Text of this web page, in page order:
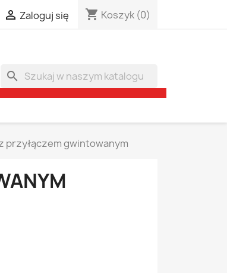
 Zaloguj się shopping_cart Koszyk (0)
search
przyłączem gwintowanym